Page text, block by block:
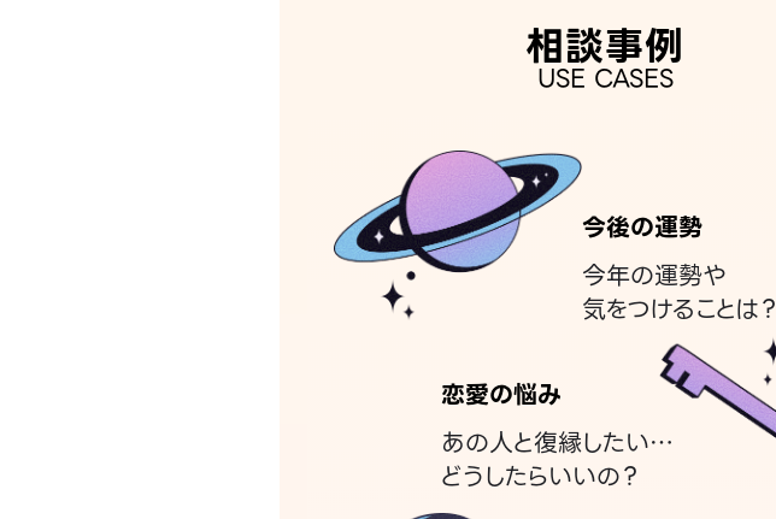
相談事例
USE CASES
今後の運勢
今年の運勢や
気をつけることは？
恋愛の悩み
あの人と復縁したい…
どうしたらいいの？